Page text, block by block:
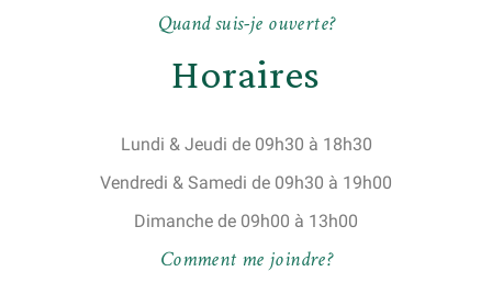
Comment me joindre?
Quandsuis-je ouverte?
Horaires
Lundi & Jeudi de 09h30 à 18h30
Vendredi & Samedi de 09h30 à 19h00
Dimanche de 09h00 à 13h00